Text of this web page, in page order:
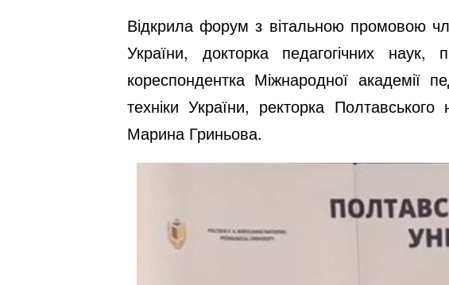
Відкрила форум з вітальною промовою
України, докторка педагогічних наук,
кореспондентка Міжнародної академії
техніки України, ректорка Полтавського
Марина Гриньова.